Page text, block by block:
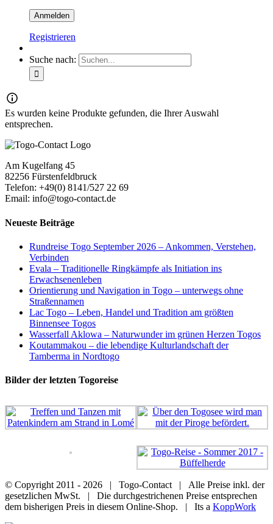
Registrieren
Suche nach:
Es wurden keine Produkte gefunden, die Ihrer Auswahl
entsprechen.
Am Kugelfang 45
82256 Fürstenfeldbruck
Telefon: +49(0) 8141/527 22 69
Email: info@togo-contact.de
Neueste Beiträge
Rundreise Togo September 2026 – Ankommen, Verstehen,
Verbinden
Evala – Traditionelle Ringkämpfe als Initiation ins
Erwachsenenleben
Orientierung und Navigation in Togo – unterwegs ohne
Straßennamen
Lac Togo – Leben, Handel und Tradition am größten
Binnensee Togos
Wasserfall Aklowa – Naturwunder im grünen Herzen Togos
Koutammakou – die lebendige Kulturlandschaft der
Tamberma in Nordtogo
Bilder der letzten Togoreise
© Copyright 2011 - 2026 | Togo-Contact | Alle Preise inkl. der
gesetzlichen MwSt. | Die durchgestrichenen Preise entsprechen
dem bisherigen Preis in diesem Online-Shop. | Its a KoppWork